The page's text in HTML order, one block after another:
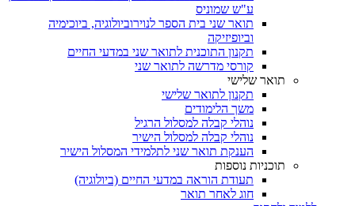
ע"ש שמוניס
תואר שני בית הספר לנוירוביולוגיה, ביוכימיה
וביופיזיקה
תקנון התוכנית לתואר שני במדעי החיים
קורסי מדרשה לתואר שני
תואר שלישי
תקנון לתואר שלישי
משך הלימודים
נוהלי קבלה למסלול הרגיל
נוהלי קבלה למסלול הישיר
הענקת תואר שני לתלמידי המסלול הישיר
תוכניות נוספות
תעודת הוראה במדעי החיים (ביולוגיה)
חוג לאחר תואר